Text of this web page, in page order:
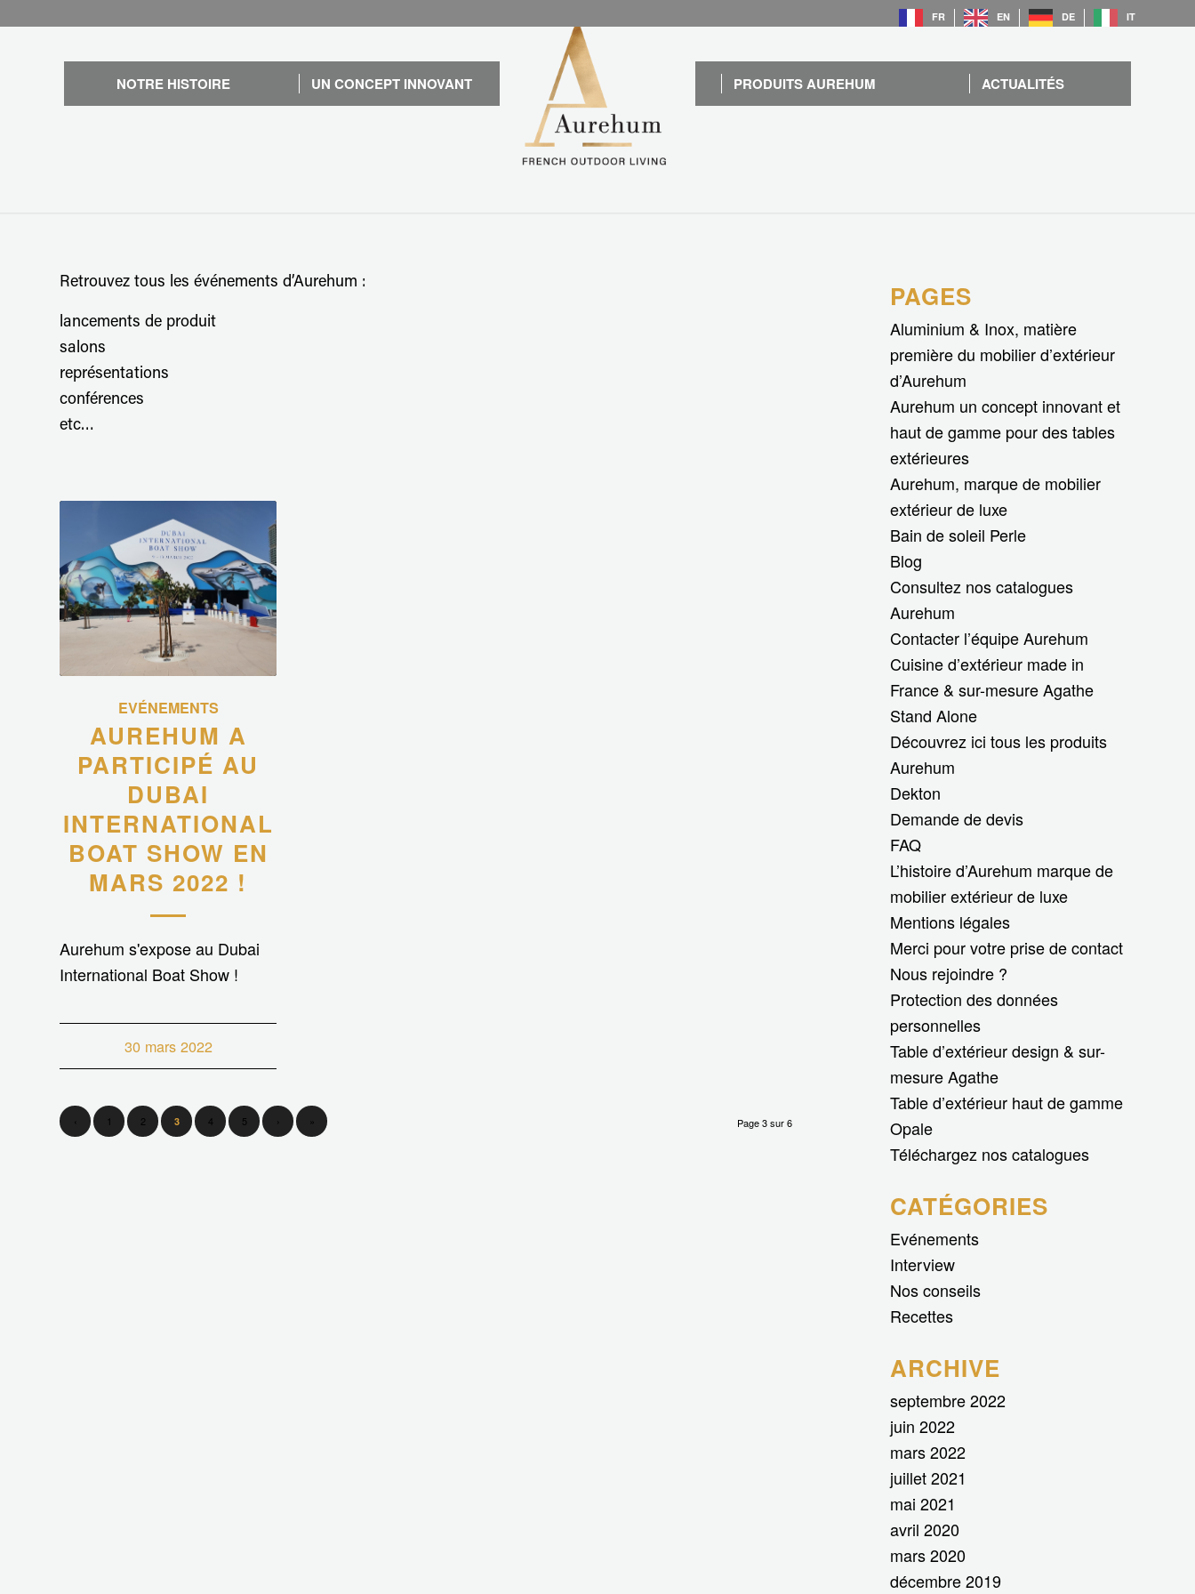
FR EN DE IT
NOTRE HISTOIRE UN CONCEPT INNOVANT PRODUITS AUREHUM ACTUALITÉS
Retrouvez tous les événements d’Aurehum :
lancements de produit
salons
représentations
conférences
etc…
EVÉNEMENTS
AUREHUM A
PARTICIPÉ AU
DUBAI
INTERNATIONAL
BOAT SHOW EN
MARS 2022 !
Aurehum s'expose au Dubai
International Boat Show !
30 mars 2022
Page 3 sur 6
‹ 1 2 3 4 5 »
PAGES
Aluminium & Inox, matière
première du mobilier d’extérieur
d’Aurehum
Aurehum un concept innovant et
haut de gamme pour des tables
extérieures
Aurehum, marque de mobilier
extérieur de luxe
Bain de soleil Perle
Blog
Consultez nos catalogues
Aurehum
Contacter l’équipe Aurehum
Cuisine d’extérieur made in
France & sur-mesure Agathe
Stand Alone
Découvrez ici tous les produits
Aurehum
Dekton
Demande de devis
FAQ
L’histoire d’Aurehum marque de
mobilier extérieur de luxe
Mentions légales
Merci pour votre prise de contact
Nous rejoindre ?
Protection des données
personnelles
Table d’extérieur design & sur-
mesure Agathe
Table d’extérieur haut de gamme
Opale
Téléchargez nos catalogues
CATÉGORIES
Evénements
Interview
Nos conseils
Recettes
ARCHIVE
septembre 2022
juin 2022
mars 2022
juillet 2021
mai 2021
avril 2020
mars 2020
décembre 2019